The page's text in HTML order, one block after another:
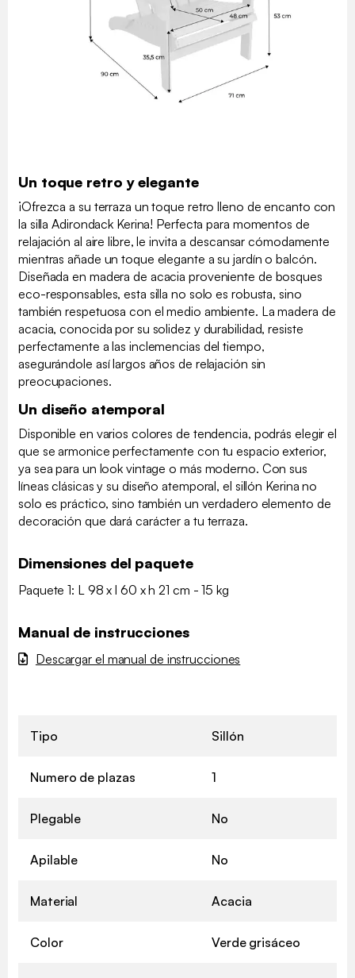
Un toque retro y elegante
¡Ofrezca a su terraza un toque retro lleno de encanto con
la silla Adirondack Kerina! Perfecta para momentos de
relajación al aire libre, le invita a descansar cómodamente
mientras añade un toque elegante a su jardín o balcón.
Diseñada en madera de acacia proveniente de bosques
eco-responsables, esta silla no solo es robusta, sino
también respetuosa con el medio ambiente. La madera de
acacia, conocida por su solidez y durabilidad, resiste
perfectamente a las inclemencias del tiempo,
asegurándole así largos años de relajación sin
preocupaciones.
Un diseño atemporal
Disponible en varios colores de tendencia, podrás elegir el
que se armonice perfectamente con tu espacio exterior,
ya sea para un look vintage o más moderno. Con sus
líneas clásicas y su diseño atemporal, el sillón Kerina no
solo es práctico, sino también un verdadero elemento de
decoración que dará carácter a tu terraza.
Dimensiones del paquete
Paquete 1: L 98 x l 60 x h 21 cm - 15 kg
Manual de instrucciones
Descargar el manual de instrucciones
Tipo Sillón
Numero de plazas 1
Plegable No
Apilable No
Material Acacia
Color Verde grisáceo